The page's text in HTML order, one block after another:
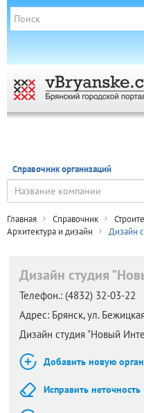
Справочник организаций
Главная Справочник
Архитектура и дизайн
Дизайн
Дизайн студия
Телефон.: (4832) 32-03-22
Адрес: Брянск,ул.
Дизайн студия "Новый
Добавить новую
Исправить неточность